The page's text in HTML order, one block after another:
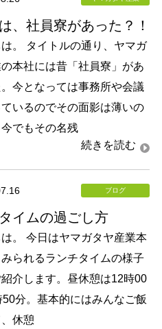
、社員寮があった？！
。 タイトルの通り、ヤマガ
本社には昔「社員寮」があ
。今となっては事務所や会議
いるのでその面影は薄いの
でもその名残
ブログ
イムの過ごし方
。 今日はヤマガタヤ産業本
られるランチタイムの様子
介します。昼休憩は12時00
分。基本的にはみんなご飯
休憩